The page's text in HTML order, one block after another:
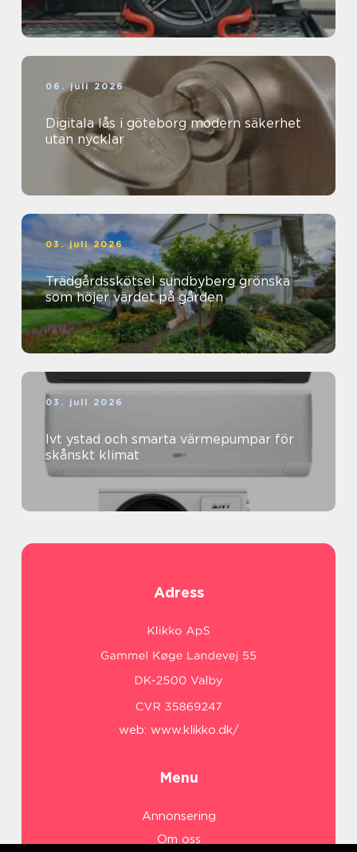
06. juli 2026
Digitala lås i göteborg modern säkerhet
utan nycklar
03. juli 2026
Trädgårdsskötsel sundbyberg grönska
som höjer värdet på gården
03. juli 2026
Ivt ystad och smarta värmepumpar för
skånskt klimat
Adress
web: www.klikko.dk/
Menu
Annonsering
Om oss